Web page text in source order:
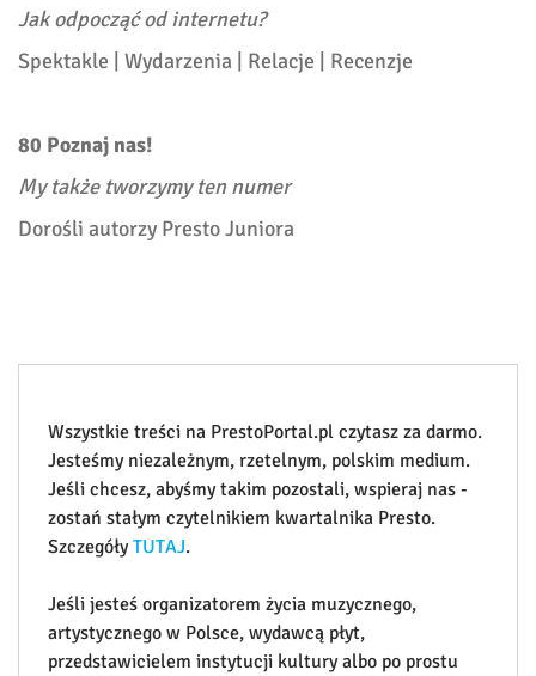
Jak odpocząć od internetu?
Spektakle | Wydarzenia | Relacje | Recenzje
80 Poznaj nas!
My także tworzymy ten numer
Dorośli autorzy Presto Juniora
Wszystkie treści na PrestoPortal.pl czytasz za darmo.
Jesteśmy niezależnym, rzetelnym, polskim medium.
Jeśli chcesz, abyśmy takim pozostali, wspieraj nas -
zostań stałym czytelnikiem kwartalnika Presto.
SzczegółyTUTAJ.
Jeśli jesteś organizatorem życia muzycznego,
artystycznego w Polsce, wydawcą płyt,
przedstawicielem instytucji kultury albo po prostu